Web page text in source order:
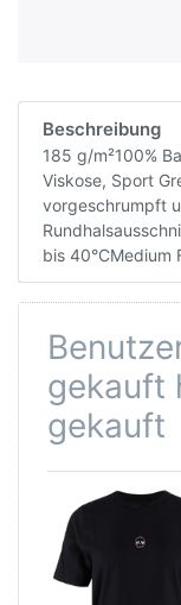
Beschreibung
185 g/m²100%
Viskose, Sport
vorgeschrumpft
bis 40°CMedium
gekauft
gekauft